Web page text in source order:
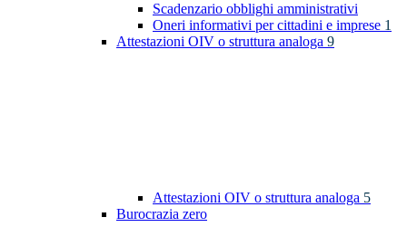
Scadenzario obblighi amministrativi
Oneri informativi per cittadini e imprese 1
Attestazioni OIV o struttura analoga 9
Attestazioni OIV o struttura analoga 5
Burocrazia zero